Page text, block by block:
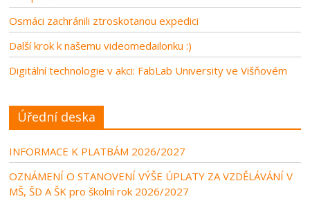
Osmáci zachránili ztroskotanou expedici
Další krok k našemu videomedailonku :)
Digitální technologie v akci: FabLab University ve Višňovém
Úřední deska
INFORMACE K PLATBÁM 2026/2027
OZNÁMENÍ O STANOVENÍ VÝŠE ÚPLATY ZA VZDĚLÁVÁNÍ V
MŠ, ŠD A ŠK pro školní rok 2026/2027